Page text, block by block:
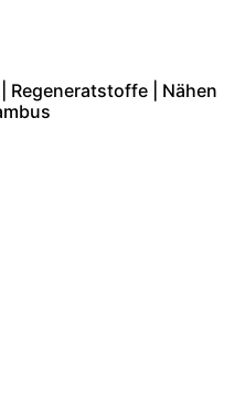
Regeneratstoffe | Nähen